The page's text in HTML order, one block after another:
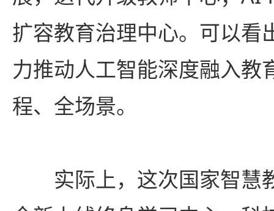
扩容教育治理中心。可以看
力推动人工智能深度融入教
程、全场景。
实际上，这次国家智慧